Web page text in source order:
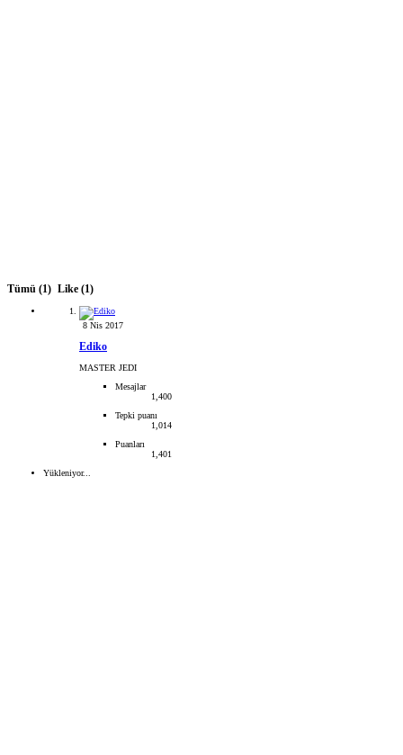
Tümü (1) Like (1)
8 Nis 2017
Ediko
MASTER JEDI
Mesajlar
1,400
Tepki puanı
1,014
Puanları
1,401
Yükleniyor...